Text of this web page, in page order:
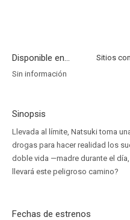
Disponible en...
Sin información
Sinopsis
Llevada al límite, Natsuki toma
drogas para hacer realidad los
doble vida —madre durante el
llevará este peligroso camino?
Fechas de estrenos